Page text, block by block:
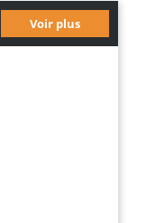
Voir plus